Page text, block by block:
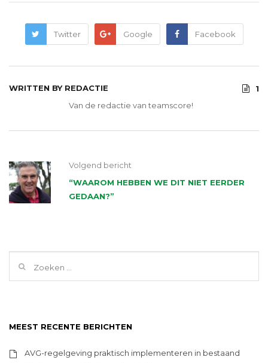
Twitter Google Facebook
WRITTEN BY REDACTIE
1
Van de redactie van teamscore!
Volgend bericht
“WAAROM HEBBEN WE DIT NIET EERDER
GEDAAN?”
MEEST RECENTE BERICHTEN
AVG-regelgeving praktisch implementeren in bestaand